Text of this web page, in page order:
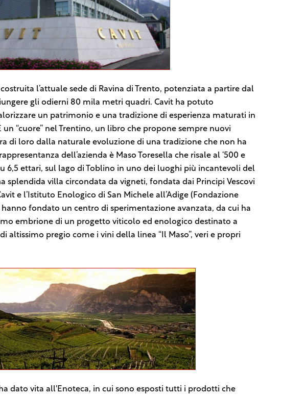
l’attuale sede di Ravina di Trento, potenziata a partire dal
gli odierni 80 mila metri quadri. Cavit ha potuto
un patrimonio e una tradizione di esperienza maturati in
un “cuore” nel Trentino, un libro che propone sempre nuovi
di loro dalla naturale evoluzione di una tradizione che non ha
dell’azienda è Maso Toresella che risale al ‘500 e
6,5 ettari, sul lago di Toblino in uno dei luoghi più incantevoli del
splendida villa circondata da vigneti, fondata dai Principi Vescovi
e l’Istituto Enologico di San Michele all’Adige (Fondazione
fondato un centro di sperimentazione avanzata, da cui ha
embrione di un progetto viticolo ed enologico destinato a
altissimo pregio come i vini della linea “Il Maso”, veri e propri
dato vita all'Enoteca, in cui sono esposti tutti i prodotti che